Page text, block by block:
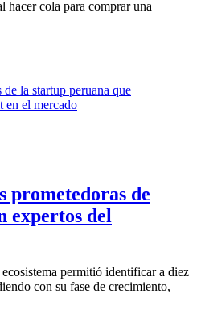
hacer cola para comprar una
prometedoras de
expertos del
permitió identificar a diez
con su fase de crecimiento,